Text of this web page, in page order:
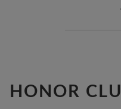
HONOR